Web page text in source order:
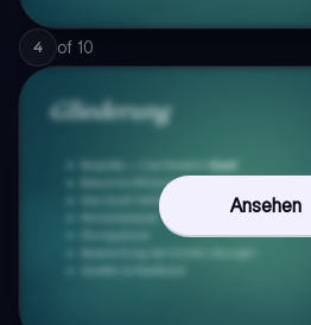
4 of 10
Ansehen